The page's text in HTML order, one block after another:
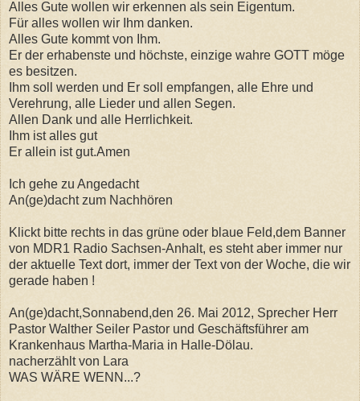
Alles Gute wollen wir erkennen als sein Eigentum.
Für alles wollen wir Ihm danken.
Alles Gute kommt von Ihm.
Er der erhabenste und höchste, einzige wahre GOTT möge
es besitzen.
Ihm soll werden und Er soll empfangen, alle Ehre und
Verehrung, alle Lieder und allen Segen.
Allen Dank und alle Herrlichkeit.
Ihm ist alles gut
Er allein ist gut.Amen
Ich gehe zu Angedacht
An(ge)dacht zum Nachhören
Klickt bitte rechts in das grüne oder blaue Feld,dem Banner
von MDR1 Radio Sachsen-Anhalt, es steht aber immer nur
der aktuelle Text dort, immer der Text von der Woche, die wir
gerade haben !
An(ge)dacht,Sonnabend,den 26. Mai 2012, Sprecher Herr
Pastor Walther Seiler Pastor und Geschäftsführer am
Krankenhaus Martha-Maria in Halle-Dölau.
nacherzählt von Lara
WAS WÄRE WENN...?